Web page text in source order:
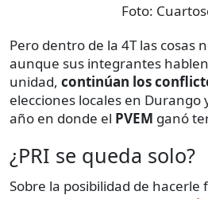
Foto:
Pero dentro de la 4T las cosas
aunque sus integrantes
unidad, continúan los
elecciones locales en Durango
año en donde el PVEM ganó
¿PRI se queda solo?
Sobre la posibilidad de